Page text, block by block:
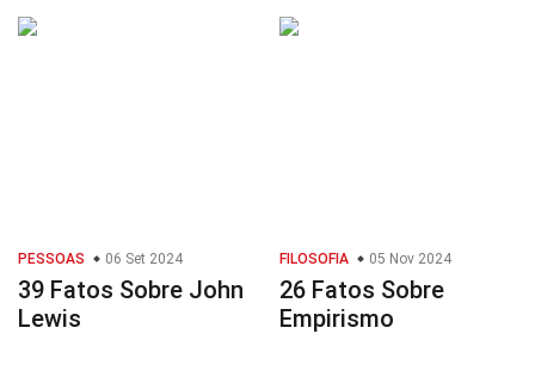
PESSOAS 06 Set 2024
39 Fatos Sobre John
Lewis
FILOSOFIA 05 Nov 2024
26 Fatos Sobre
Empirismo